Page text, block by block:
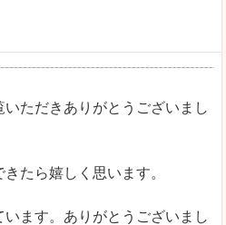
ただきありがとうございまし
たら嬉しく思います。
ます。ありがとうございまし